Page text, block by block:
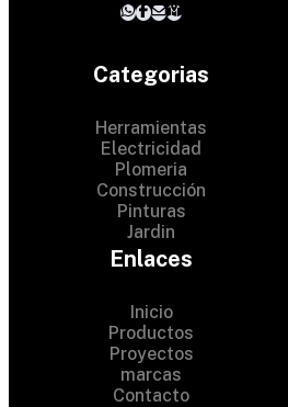
Categorias
Herramientas
Electricidad
Plomeria
Construcción
Pinturas
Jardin
Enlaces
Inicio
Productos
Proyectos
marcas
Contacto